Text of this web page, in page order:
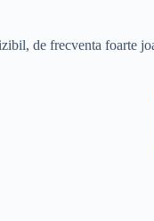
de frecventa foarte